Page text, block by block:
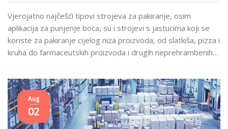
Vjerojatno najčešći tipovi strojeva za pakiranje, osim
aplikacija za punjenje boca, su i strojevi s jastucima koji se
koriste za pakiranje cijelog niza proizvoda, od slatkiša, pizza i
kruha do farmaceutskih proizvoda i drugih neprehrambenih…
Aug
02